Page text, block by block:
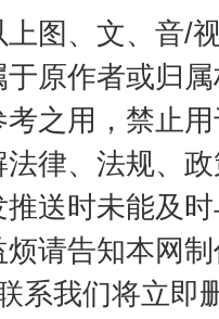
上图、文、音/
原作者或归
之用，禁止
律、法规、
送时未能及
请告知本网
系我们将立即